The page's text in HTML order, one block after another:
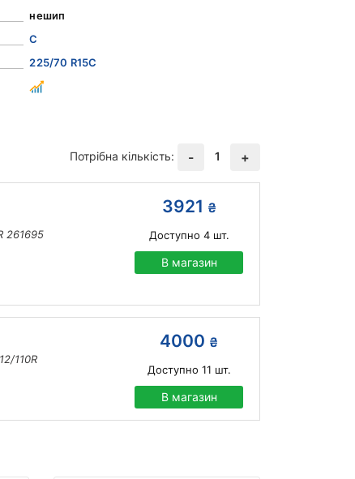
нешип
C
225/70 R15C
Потрібна кількість: - 1 +
261695
3921 ₴
Доступно 4шт.
В магазин
110R
4000 ₴
Доступно 11 шт.
В магазин